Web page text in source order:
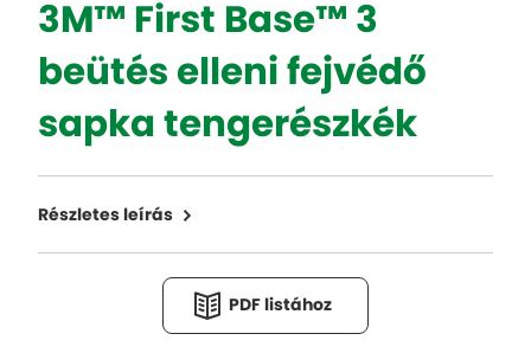
3M™ First Base™ 3
beütés elleni fejvédő
sapka tengerészkék
Részletes leírás
PDF listához